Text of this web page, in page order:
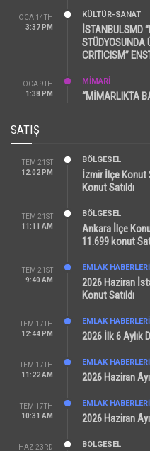
OCA 14TH
3:37 PM
KÜLTÜR-SANAT
İSTANBULSMD
STÜDYOSUNDA
CRITICISM”
OCA 9TH
1:38 PM
MİMARİ
“MİMARLIKTA
SATIŞ
TEM 21ST
12:02 PM
BÖLGESEL
İzmir İlçe Konut
Konut Satıldı
TEM 21ST
11:11 AM
BÖLGESEL
Ankara İlçe
11.699 konut
TEM 21ST
9:40 AM
EMLAK HABERLERI
2026 Haziran
Konut Satıldı
TEM 17TH
12:44 PM
EMLAK HABERLERI
2026 İlk 6 Aylık
TEM 17TH
11:22 AM
EMLAK HABERLERI
2026 Haziran
TEM 17TH
10:31 AM
EMLAK HABERLERI
2026 Haziran
HAZ 23RD BÖLGESEL